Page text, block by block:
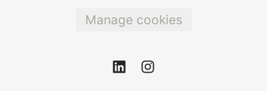
Manage cookies